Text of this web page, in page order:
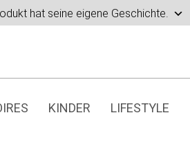
hat seine eigene Geschichte.
KINDER LIFESTYLE